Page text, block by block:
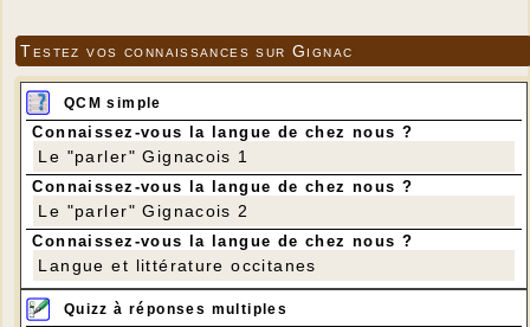
---
Testez vos connaissances sur Gignac
QCM simple
Connaissez-vous la langue de chez nous ?
Le "parler" Gignacois 1
Connaissez-vous la langue de chez nous ?
Le "parler" Gignacois 2
Connaissez-vous la langue de chez nous ?
Langue et littérature occitanes
Quizz à réponses multiples